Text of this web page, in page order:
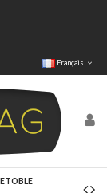
Français